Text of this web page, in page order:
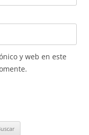
y web en este